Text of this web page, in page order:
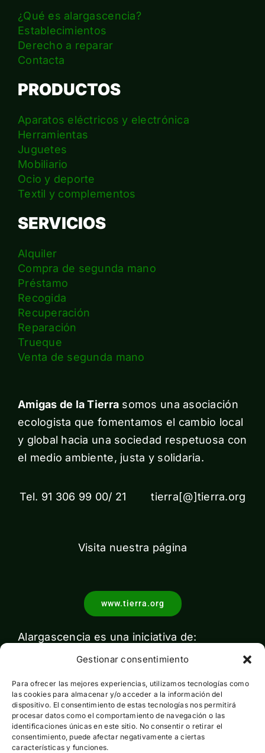
Gestionar consentimiento
Para ofrecer las mejores experiencias, utilizamos tecnologías como
las cookies para almacenar y/o acceder a la información del
dispositivo. El consentimiento de estas tecnologías nos permitirá
procesar datos como el comportamiento de navegación o las
identificaciones únicas en este sitio. No consentir o retirar el
consentimiento, puede afectar negativamente a ciertas
características y funciones.
¿Qué es alargascencia?
Establecimientos
Derecho a reparar
Contacta
PRODUCTOS
Aparatos eléctricos y electrónica
Herramientas
Juguetes
Mobiliario
Ocio y deporte
Textil y complementos
SERVICIOS
Alquiler
Compra de segunda mano
Préstamo
Recogida
Recuperación
Reparación
Trueque
Venta de segunda mano
Amigas de la Tierra somos una asociación
ecologista que fomentamos el cambio local
y global hacia una sociedad respetuosa con
el medio ambiente, justa y solidaria.
Tel. 91 306 99 00/ 21 tierra[@]tierra.org
Visita nuestra página
www.tierra.org
Alargascencia es una iniciativa de:
Con el apoyo de: